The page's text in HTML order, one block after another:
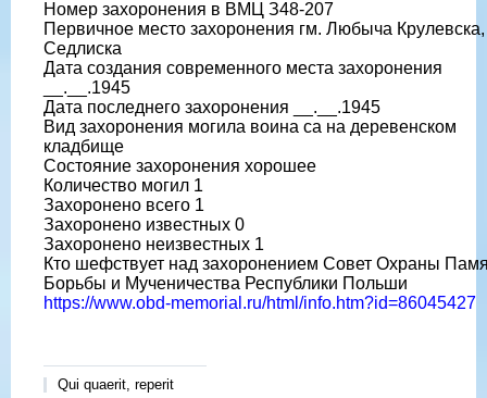
Номер захоронения в ВМЦ З48-207
Первичное место захоронения гм. Любыча
Седлиска
Дата создания современного места захоронения
__.__.1945
Дата последнего захоронения __.__.1945
Вид захоронения могила воина са на деревенском
кладбище
Состояние захоронения хорошее
Количество могил 1
Захоронено всего 1
Захоронено известных 0
Захоронено неизвестных 1
Кто шефствует над захоронением Совет Охраны
Борьбы и Мученичества Республики Польши
https://www.obd-memorial.ru/html/info.htm?id=86045427
Qui quaerit, reperit